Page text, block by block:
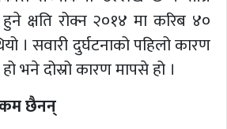
हुने क्षति रोक्न २०१४ मा करिब ४०
। सवारी दुर्घटनाको पहिलो कारण
भने दोस्रो कारण मापसे हो ।
कम छैनन्